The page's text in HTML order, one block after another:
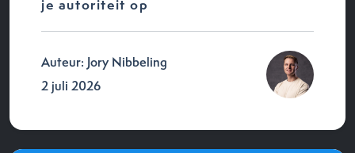
je autoriteit op
Auteur: Jory Nibbeling
2 juli 2026